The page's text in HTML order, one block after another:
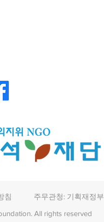
침 주무관청: 기획재정부
All rights reserved